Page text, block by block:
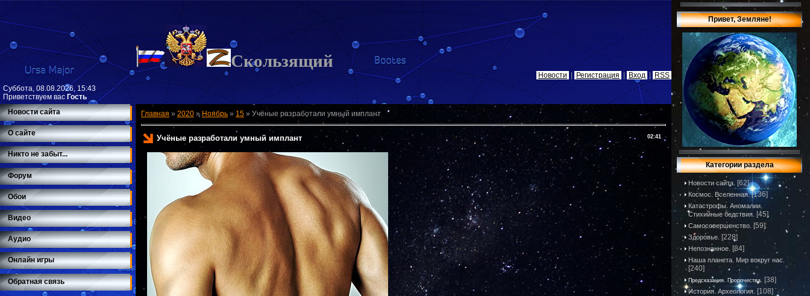
Суббота, 08.08.2026, 15:43
Приветствуем вас Гость
Скользящий
Новости Регистрация Вход | RSS
Новости сайта
О сайте
Никто не забыт...
Форум
Обои
Видео
Аудио
Онлайн игры
Обратная связь
Главная » 2020 » Ноябрь » 15 » Учёные разработали умный имплант
02:41
Учёные разработали умный имплант
Привет, Земляне!
Категории раздела
Новости сайта. [62]
Космос. Вселенная. [136]
Катастрофы. Аномалии.
Стихийные бедствия.
[45]
Самосовершенство. [59]
Здоровье. [228]
Непознанное. [84]
Наша планета. Мир вокруг нас.
[240]
Предсказания. Пророчества. [38]
История. Археология. [108]